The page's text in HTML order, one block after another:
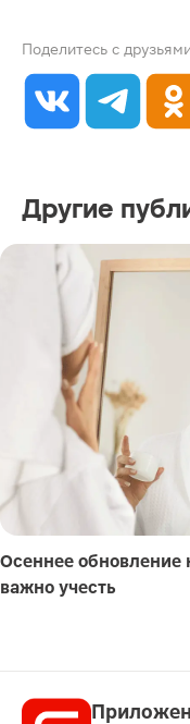
Поделитесь с
Другие
Осеннее обновление
важно учесть